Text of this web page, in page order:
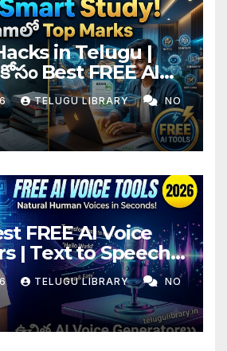
in Telugu |
Best FREE AI
Study Tips
TELUGU LIBRARY NO
FREE AI Voice
| Text to Speech
AI Tools
TELUGU LIBRARY NO